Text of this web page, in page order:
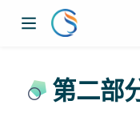
第二部